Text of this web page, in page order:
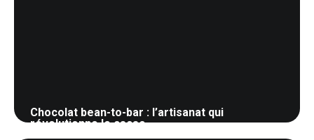
Chocolat bean-to-bar : l’artisanat qui
révolutionne le cacao